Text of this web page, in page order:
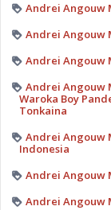
Andrei Angouw
Andrei Angouw
Andrei Angouw
Andrei Angouw
Waroka Boy
Tonkaina
Andrei Angouw
Indonesia
Andrei Angouw
Andrei Angouw